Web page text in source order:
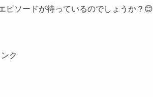
ピソードが待っているのでしょうか？😊
ク